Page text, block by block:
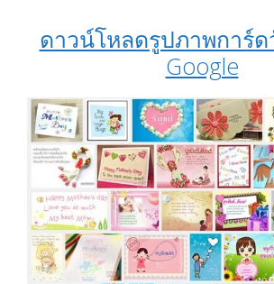
ดาวน์โหลดรูปภาพการ์
Google